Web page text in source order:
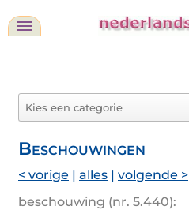
Beschouwingen
< vorige | alles | volgende >
beschouwing (nr. 5.440):